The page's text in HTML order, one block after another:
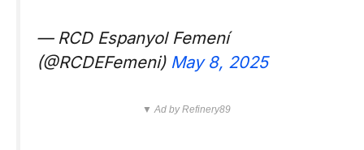
— RCD Espanyol Femení
(@RCDEFemeni) May 8, 2025
▼ Ad by Refinery89